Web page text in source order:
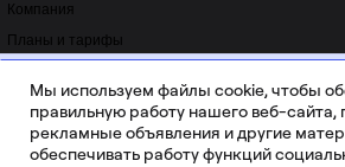
Компания
Планы и тарифы
ISO 42001
READY
SOC 2
COMPLIANT
Мы используем файлы cookie, чтобы
правильную работу нашего веб-сайта,
рекламные объявления и другие
обеспечивать работу функций